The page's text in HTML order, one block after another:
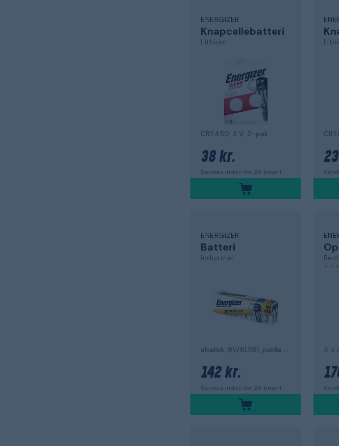
ENERGIZER
Knapcellebatteri
Lithium
CR2450, 3 V, 2-pak
38 kr.
Sendes inden for 24 timer!
ENERGIZER
Batteri
Industrial
alkalisk, 9V/6LR61, pakke med 12
142 kr.
Sendes inden for 24 timer!
4 x